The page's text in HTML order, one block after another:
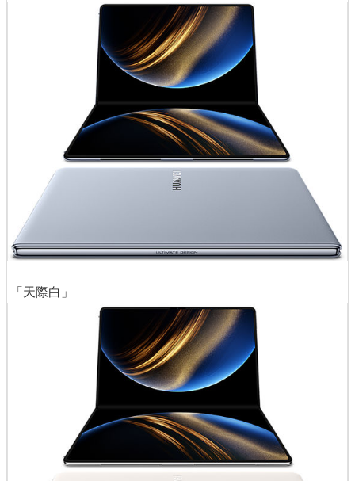
「天際白」